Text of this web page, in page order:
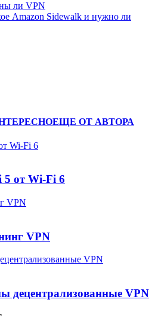
ли VPN
Amazon Sidewalk и нужно ли
ЕЩЕ ОТ АВТОРА
5 от Wi-Fi 6
VPN
децентрализованные VPN